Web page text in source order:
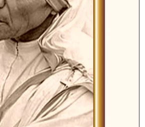
Boletim
Dominical
Turismo Cifras